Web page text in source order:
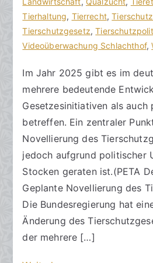
a
k
R
c
h
t
s
a
w
ä
l
t
e
g
v
e
ö
f
f
e
n
l
i
c
h
t
a
Tierhaltung, Tierrecht,
Tierschutzgesetz,
Videoüberwachung Schlachthof,
o
m
m
n
t
a
r
e
Entwicklungen
im
Tierrecht
2025
Im Jahr 2025 gibt es im
mehrere bedeutende
Gesetzesinitiativen als
betreffen. Ein zentraler
Novellierung des
jedoch aufgrund politischer
Stocken geraten ist.(PETA
Geplante Novellierung des
Die Bundesregierung hat
Änderung des
der mehrere […]